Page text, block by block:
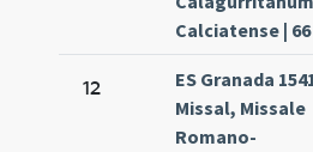
Calciatense | 66
12
ES Granada
Missal, Missale
Romano-